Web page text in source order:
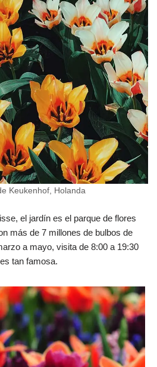
Keukenhof, Holanda
el jardín es el parque de flores
más de 7 millones de bulbos de
a mayo, visita de 8:00 a 19:30
tan famosa.